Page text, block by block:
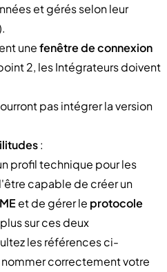
et gérés selon leur
unefenêtre de connexion
2, les Intégrateurs doivent
pas intégrer la version
:
profil technique pour les
capable de créer un
et de gérer le protocole
sur ces deux
les références ci-
nommer correctement votre